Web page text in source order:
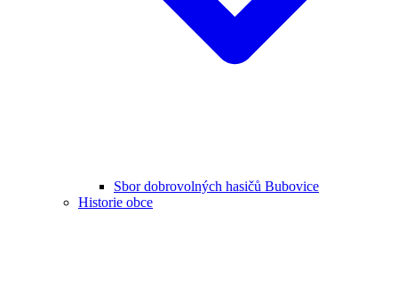
Sbor dobrovolných hasičů Bubovice
Historie obce